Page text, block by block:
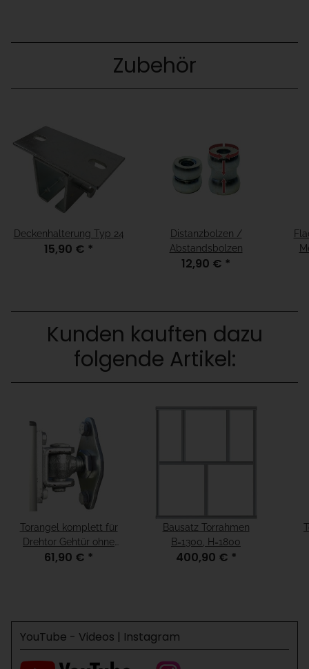
Zubehör
Deckenhalterung Typ 24
15,90 € *
Distanzbolzen /
Abstandsbolzen
12,90 € *
Kunden kauften dazu
folgende Artikel:
Torangel komplett für
Drehtor Gehtür ohne
Pfosten mit Gleitmuttern
61,90 € *
Bausatz Torrahmen
B=1300, H=1800
400,90 € *
YouTube - Videos | Instagram